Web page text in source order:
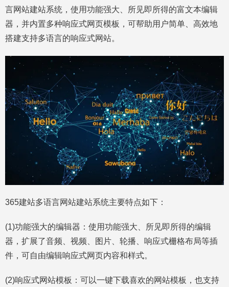
言网站建站系统，使用功能强大、所见即所得的富文本编辑
器，并内置多种响应式网页模板，可帮助用户简单、高效地
搭建支持多语言的响应式网站。
365建站多语言网站建站系统主要特点如下：
(1)功能强大的编辑器：使用功能强大、所见即所得的编辑
器，扩展了音频、视频、图片、轮播、响应式栅格布局等插
件，可自由编辑响应式网页内容和样式。
(2)响应式网站模板：可以一键下载喜欢的网站模板，也支持